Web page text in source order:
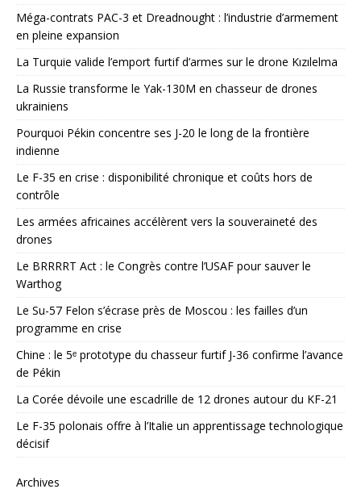
Méga-contrats PAC-3 et Dreadnought : l’industrie d’armement
en pleine expansion
La Turquie valide l’emport furtif d’armes sur le drone Kızılelma
La Russie transforme le Yak-130M en chasseur de drones
ukrainiens
Pourquoi Pékin concentre ses J-20 le long de la frontière
indienne
Le F-35 en crise : disponibilité chronique et coûts hors de
contrôle
Les armées africaines accélèrent vers la souveraineté des
drones
Le BRRRRT Act : le Congrès contre l’USAF pour sauver le
Warthog
Le Su-57 Felon s’écrase près de Moscou : les failles d’un
programme en crise
Chine : le 5ᵉ prototype du chasseur furtif J-36 confirme l’avance
de Pékin
La Corée dévoile une escadrille de 12 drones autour du KF-21
Le F-35 polonais offre à l’Italie un apprentissage technologique
décisif
Archives